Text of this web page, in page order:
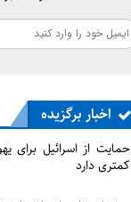
اخبار برگزیده
حمایت از اسرائیل برای
کمتری دارد